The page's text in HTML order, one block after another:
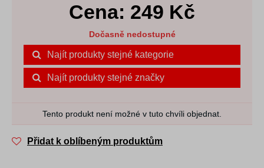
Cena: 249 Kč
Dočasně nedostupné
Najít produkty stejné kategorie
Najít produkty stejné značky
Tento produkt není možné v tuto chvíli objednat.
Přidat k oblíbeným produktům